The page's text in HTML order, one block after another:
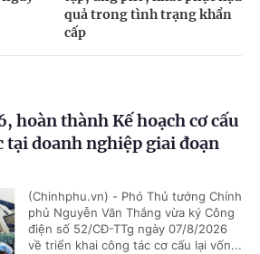
quả trong tình trạng khẩn
cấp
hoàn thành Kế hoạch cơ cấu
tại doanh nghiệp giai đoạn
(Chinhphu.vn) - Phó Thủ tướng Chính
phủ Nguyễn Văn Thắng vừa ký Công
điện số 52/CĐ-TTg ngày 07/8/2026
về triển khai công tác cơ cấu lại vốn...